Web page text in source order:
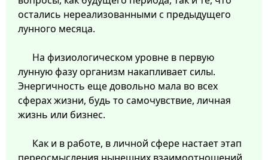
остались нереализованными с предыдущего
лунного месяца.
На физиологическом уровне в первую
лунную фазу организм накапливает силы.
Энергичность еще довольно мала во всех
сферах жизни, будь то самочувствие, личная
жизнь или бизнес.
Как и в работе, в личной сфере настает этап